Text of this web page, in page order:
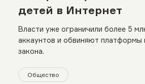
детей в Интернет
Власти уже ограничили более 5
аккаунтов и обвиняют платформы
закона.
Общество